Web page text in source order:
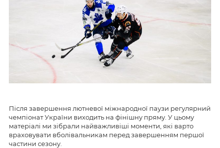
Після завершення лютневої міжнародної паузи регулярний
чемпіонат України виходить на фінішну пряму. У цьому
матеріалі ми зібрали найважливіші моменти, які варто
враховувати вболівальникам перед завершенням першої
частини сезону.